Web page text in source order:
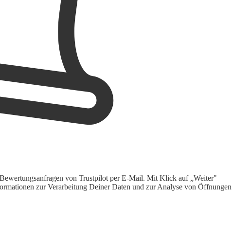
von Trustpilot per E-Mail. Mit Klick auf „Weiter"
zur Verarbeitung Deiner Daten und zur Analyse von Öffnungen